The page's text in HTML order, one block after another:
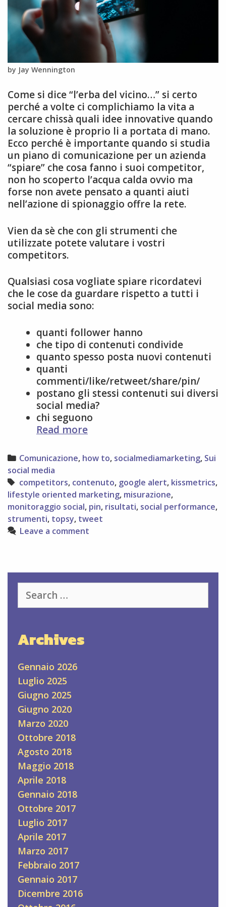
by Jay Wennington
Come si dice “l’erba del vicino…” si certo
perché a volte ci complichiamo la vita a
cercare chissà quali idee innovative quando
la soluzione è proprio li a portata di mano.
Ecco perché è importante quando si studia
un piano di comunicazione per un azienda
“spiare” che cosa fanno i suoi competitor,
non ho scoperto l’acqua calda ovvio ma
forse non avete pensato a quanti aiuti
nell’azione di spionaggio offre la rete.
Vien da sè che con gli strumenti che
utilizzate potete valutare i vostri
competitors.
Qualsiasi cosa vogliate spiare ricordatevi
che le cose da guardare rispetto a tutti i
social media sono:
quanti follower hanno
che tipo di contenuti condivide
quanto spesso posta nuovi contenuti
quanti
commenti/like/retweet/share/pin/
postano gli stessi contenuti sui diversi
social media?
chi seguono
Read morePerché
cosa
fa
il
vostro
competitor
Categories
Comunicazione, how to, socialmediamarketing, Sui
social media
Tags
competitors, contenuto, google alert, kissmetrics,
lifestyle oriented marketing, misurazione,
monitoraggio social, pin, risultati, social performance,
strumenti, topsy, tweet
Leave a comment
for:
Archives
Gennaio 2026
Luglio 2025
Giugno 2025
Giugno 2020
Marzo 2020
Ottobre 2018
Agosto 2018
Maggio 2018
Aprile 2018
Gennaio 2018
Ottobre 2017
Luglio 2017
Aprile 2017
Marzo 2017
Febbraio 2017
Gennaio 2017
Dicembre 2016